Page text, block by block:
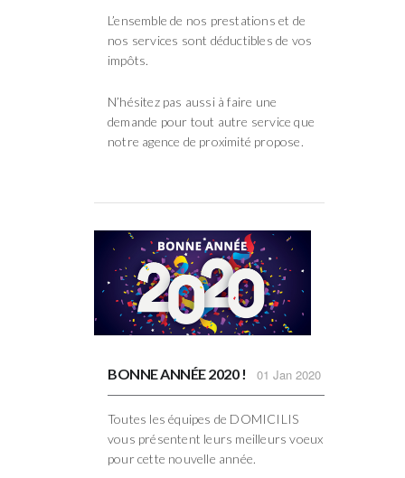
L’ensemble de nos prestations et de
nos services sont déductibles de vos
impôts.
N’hésitez pas aussi à faire une
demande pour tout autre service que
notre agence de proximité propose.
01 Jan 2020
BONNE ANNÉE 2020 !
Toutes les équipes de DOMICILIS
vous présentent leurs meilleurs voeux
pour cette nouvelle année.